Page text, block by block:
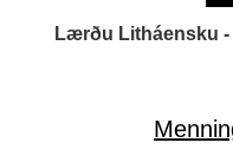
Lærðu Litháensku